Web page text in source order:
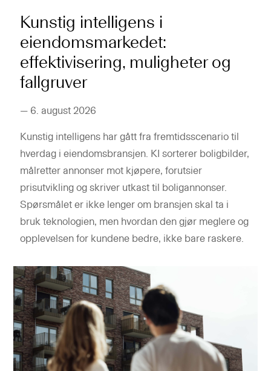
Kunstig intelligens i
eiendomsmarkedet:
effektivisering, muligheter og
fallgruver
— 6. august 2026
Kunstig intelligens har gått fra fremtidsscenario til
hverdag i eiendomsbransjen. KI sorterer boligbilder,
målretter annonser mot kjøpere, forutsier
prisutvikling og skriver utkast til boligannonser.
Spørsmålet er ikke lenger om bransjen skal ta i
bruk teknologien, men hvordan den gjør meglere og
opplevelsen for kundene bedre, ikke bare raskere.